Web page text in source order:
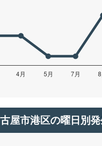
屋市港区の曜日別